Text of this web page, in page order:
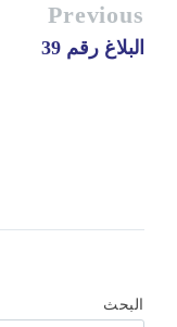
Previous
البلاغ رقم 39
البحث